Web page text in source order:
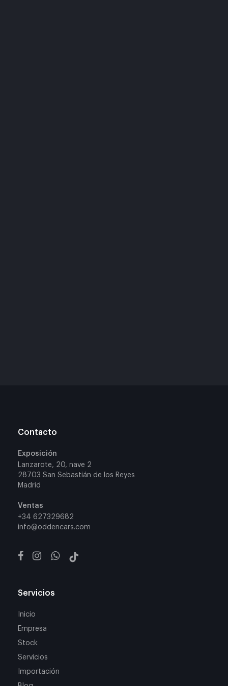
Contacto
Exposición
Lanzarote, 20, nave 2
28703 San Sebastián de los Reyes
Madrid
Ventas
+34 627329682
info@oddencars.com
Servicios
Inicio
Empresa
Stock
Servicios
Importación